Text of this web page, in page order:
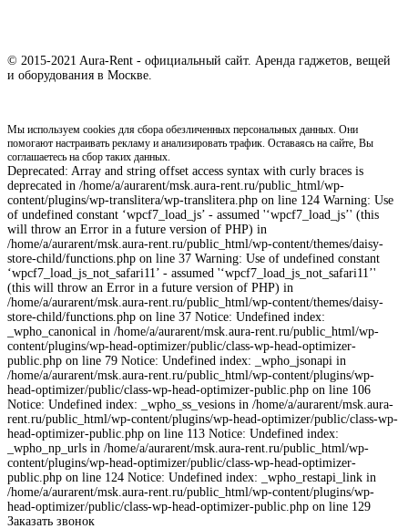
© 2015-2021 Aura-Rent - официальный сайт. Аренда гаджетов, вещей
и оборудования в Москве.
Мы используем cookies для сбора обезличенных персональных данных. Они
помогают настраивать рекламу и анализировать трафик. Оставаясь на сайте, Вы
соглашаетесь на сбор таких данных.
Deprecated: Array and string offset access syntax with curly braces is
deprecated in /home/a/aurarent/msk.aura-rent.ru/public_html/wp-
content/plugins/wp-translitera/wp-translitera.php on line 124 Warning: Use
of undefined constant ‘wpcf7_load_js’ - assumed '‘wpcf7_load_js’' (this
will throw an Error in a future version of PHP) in
/home/a/aurarent/msk.aura-rent.ru/public_html/wp-content/themes/daisy-
store-child/functions.php on line 37 Warning: Use of undefined constant
‘wpcf7_load_js_not_safari11’ - assumed '‘wpcf7_load_js_not_safari11’'
(this will throw an Error in a future version of PHP) in
/home/a/aurarent/msk.aura-rent.ru/public_html/wp-content/themes/daisy-
store-child/functions.php on line 37 Notice: Undefined index:
_wpho_canonical in /home/a/aurarent/msk.aura-rent.ru/public_html/wp-
content/plugins/wp-head-optimizer/public/class-wp-head-optimizer-
public.php on line 79 Notice: Undefined index: _wpho_jsonapi in
/home/a/aurarent/msk.aura-rent.ru/public_html/wp-content/plugins/wp-
head-optimizer/public/class-wp-head-optimizer-public.php on line 106
Notice: Undefined index: _wpho_ss_vesions in /home/a/aurarent/msk.aura-
rent.ru/public_html/wp-content/plugins/wp-head-optimizer/public/class-wp-
head-optimizer-public.php on line 113 Notice: Undefined index:
_wpho_np_urls in /home/a/aurarent/msk.aura-rent.ru/public_html/wp-
content/plugins/wp-head-optimizer/public/class-wp-head-optimizer-
public.php on line 124 Notice: Undefined index: _wpho_restapi_link in
/home/a/aurarent/msk.aura-rent.ru/public_html/wp-content/plugins/wp-
head-optimizer/public/class-wp-head-optimizer-public.php on line 129
Заказать звонок